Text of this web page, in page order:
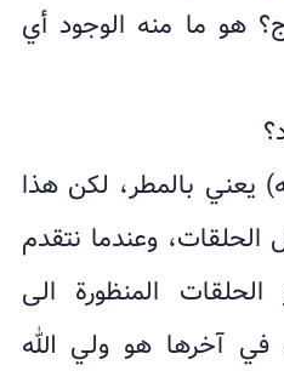
هو ما منه الوجود أي
يعني بالمطر، لكن هذا
وعندما نتقدم
المنظورة الى
في آخرها هو ولي الله